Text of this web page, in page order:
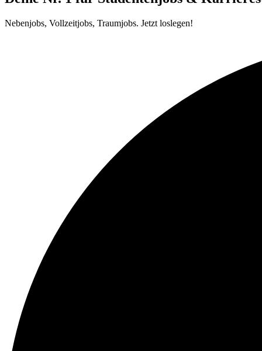
Nebenjobs, Vollzeitjobs, Traumjobs. Jetzt loslegen!